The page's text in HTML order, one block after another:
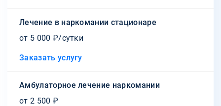
Лечение в наркомании стационаре
от 5 000 ₽/сутки
Заказать услугу
Амбулаторное лечение наркомании
от 2 500 ₽